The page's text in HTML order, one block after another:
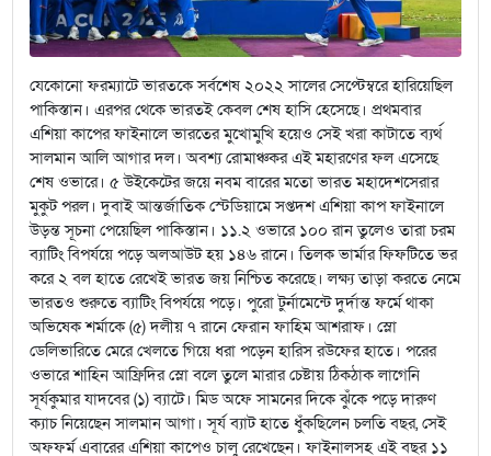
যেকোনো ফরম্যাটে ভারতকে সর্বশেষ ২০২২ সালের সেপ্টেম্বরে হারিয়েছিল
পাকিস্তান। এরপর থেকে ভারতই কেবল শেষ হাসি হেসেছে। প্রথমবার
এশিয়া কাপের ফাইনালে ভারতের মুখোমুখি হয়েও সেই খরা কাটাতে ব্যর্থ
সালমান আলি আগার দল। অবশ্য রোমাঞ্চকর এই মহারণের ফল এসেছে
শেষ ওভারে। ৫ উইকেটের জয়ে নবম বারের মতো ভারত মহাদেশসেরার
মুকুট পরল। দুবাই আন্তর্জাতিক স্টেডিয়ামে সপ্তদশ এশিয়া কাপ ফাইনালে
উড়ন্ত সূচনা পেয়েছিল পাকিস্তান। ১১.২ ওভারে ১০০ রান তুলেও তারা চরম
ব্যাটিং বিপর্যয়ে পড়ে অলআউট হয় ১৪৬ রানে। তিলক ভার্মার ফিফটিতে ভর
করে ২ বল হাতে রেখেই ভারত জয় নিশ্চিত করেছে। লক্ষ্য তাড়া করতে নেমে
ভারতও শুরুতে ব্যাটিং বিপর্যয়ে পড়ে। পুরো টুর্নামেন্টে দুর্দান্ত ফর্মে থাকা
অভিষেক শর্মাকে (৫) দলীয় ৭ রানে ফেরান ফাহিম আশরাফ। স্লো
ডেলিভারিতে মেরে খেলতে গিয়ে ধরা পড়েন হারিস রউফের হাতে। পরের
ওভারে শাহিন আফ্রিদির স্লো বলে তুলে মারার চেষ্টায় ঠিকঠাক লাগেনি
সূর্যকুমার যাদবের (১) ব্যাটে। মিড অফে সামনের দিকে ঝুঁকে পড়ে দারুণ
ক্যাচ নিয়েছেন সালমান আগা। সূর্য ব্যাট হাতে ধুঁকছিলেন চলতি বছর, সেই
অফফর্ম এবারের এশিয়া কাপেও চালু রেখেছেন। ফাইনালসহ এই বছর ১১